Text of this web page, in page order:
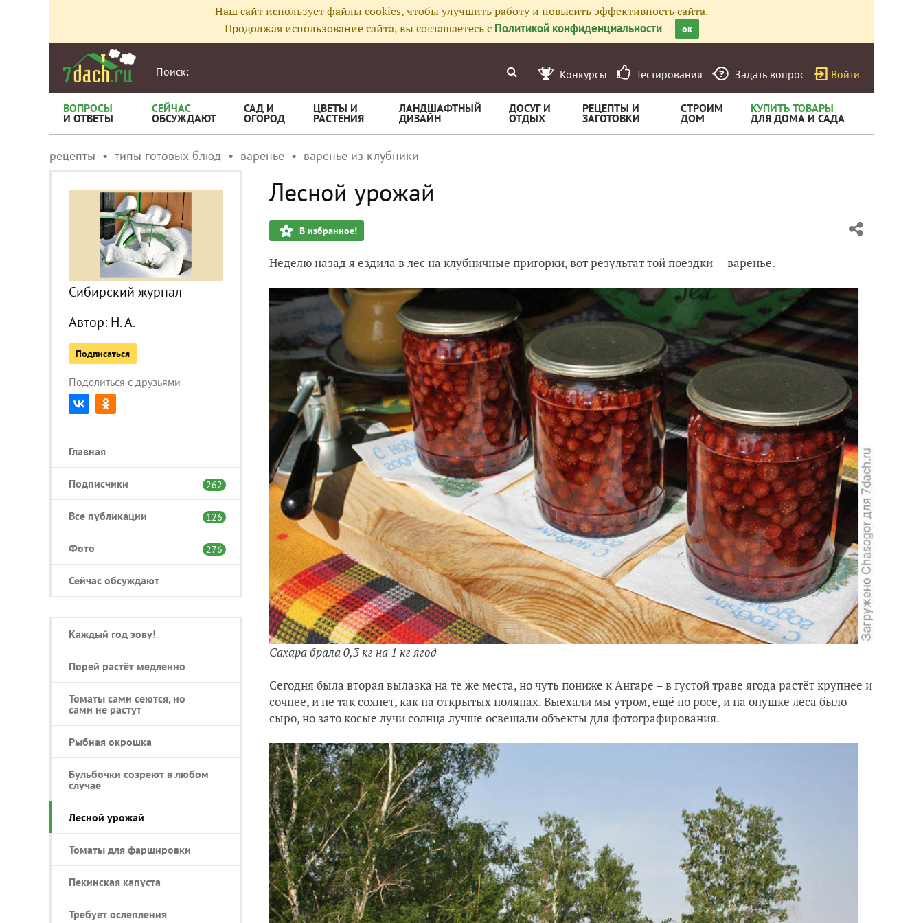
Наш сайт использует файлы cookies, чтобы улучшить работу и повысить эффективность сайта.
Продолжая использование сайта, вы соглашаетесь с Политикой конфиденциальности ок
Конкурсы Тестирования Задать вопрос Войти
ВОПРОСЫ
И ОТВЕТЫ
СЕЙЧАС
ОБСУЖДАЮТ
САД И
ОГОРОД
ЦВЕТЫ И
РАСТЕНИЯ
ЛАНДШАФТНЫЙ
ДИЗАЙН
ДОСУГ И
ОТДЫХ
РЕЦЕПТЫ И
ЗАГОТОВКИ
СТРОИМ
ДОМ
КУПИТЬ ТОВАРЫ
ДЛЯ ДОМА И САДА
рецепты типы готовых блюд варенье варенье из клубники
Сибирский журнал
Автор: Н. А.
Подписаться
Поделиться с друзьями
Главная
Подписчики 262
Все публикации 126
Фото 276
Сейчас обсуждают
Каждый год зову!
Порей растёт медленно
Томаты сами сеются, но
сами не растут
Рыбная окрошка
Бульбочки созреют в любом
случае
Лесной урожай
Томаты для фаршировки
Пекинская капуста
Требует ослепления
Лесной урожай
В избранное!
Неделю назад я ездила в лес на клубничные пригорки, вот результат той поездки — варенье.
Сахара брала 0,3 кг на 1 кг ягод
Сегодня была вторая вылазка на те же места, но чуть пониже к Ангаре – в густой траве ягода растёт крупнее и
сочнее, и не так сохнет, как на открытых полянах. Выехали мы утром, ещё по росе, и на опушке леса было
сыро, но зато косые лучи солнца лучше освещали объекты для фотографирования.